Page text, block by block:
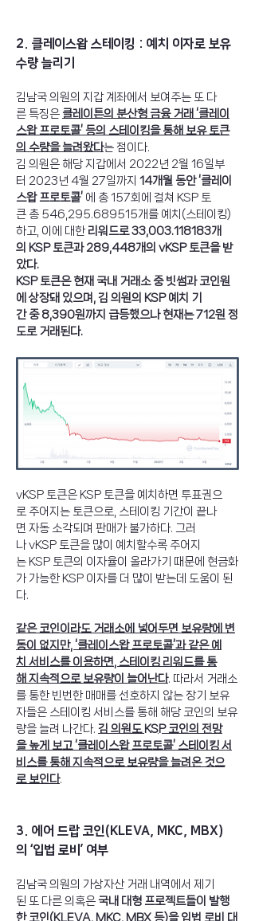
2. 클레이스왑 스테이킹 : 예치 이자로 보유
수량 늘리기
김남국 의원의 지갑 계좌에서 보여주는 또 다
른 특징은 클레이튼의 분산형 금융 거래 ‘클레이
스왑 프로토콜’ 등의 스테이킹을 통해 보유 토큰
의 수량을 늘려왔다는 점이다.
김 의원은 해당 지갑에서 2022년 2월 16일부
터 2023년 4월 27일까지 14개월 동안 ‘클레이
스왑 프로토콜’ 에 총 157회에 걸쳐 KSP 토
큰 총 546,295.689515개를 예치(스테이킹)
하고, 이에 대한 리워드로 33,003.118183개
의 KSP 토큰과 289,448개의 vKSP 토큰을 받
았다.
KSP 토큰은 현재 국내 거래소 중 빗썸과 코인원
에 상장돼 있으며, 김 의원의 KSP 예치 기
간 중 8,390원까지 급등했으나 현재는 712원 정
도로 거래된다.
vKSP 토큰은 KSP 토큰을 예치하면 투표권으
로 주어지는 토큰으로, 스테이킹 기간이 끝나
면 자동 소각되며 판매가 불가하다. 그러
나 vKSP 토큰을 많이 예치할수록 주어지
는 KSP 토큰의 이자율이 올라가기 때문에 현금화
가 가능한 KSP 이자를 더 많이 받는데 도움이 된
다.
같은 코인이라도 거래소에 넣어두면 보유량에 변
동이 없지만, ‘클레이스왑 프로토콜’과 같은 예
치 서비스를 이용하면, 스테이킹 리워드를 통
해 지속적으로 보유량이 늘어난다. 따라서 거래소
를 통한 빈번한 매매를 선호하지 않는 장기 보유
자들은 스테이킹 서비스를 통해 해당 코인의 보유
량을 늘려 나간다. 김 의원도 KSP 코인의 전망
을 높게 보고 ‘클레이스왑 프로토콜’ 스테이킹 서
비스를 통해 지속적으로 보유량을 늘려온 것으
로 보인다.
3. 에어 드랍 코인(KLEVA, MKC, MBX)
의 ‘입법 로비’ 여부
김남국 의원의 가상자산 거래 내역에서 제기
된 또 다른 의혹은 국내 대형 프로젝트들이 발행
한 코인(KLEVA, MKC, MBX 등)을 입법 로비 대